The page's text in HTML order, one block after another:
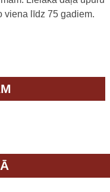
viena līdz 75 gadiem.